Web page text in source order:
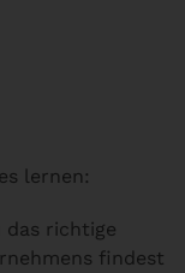
lernen:
das richtige
findest